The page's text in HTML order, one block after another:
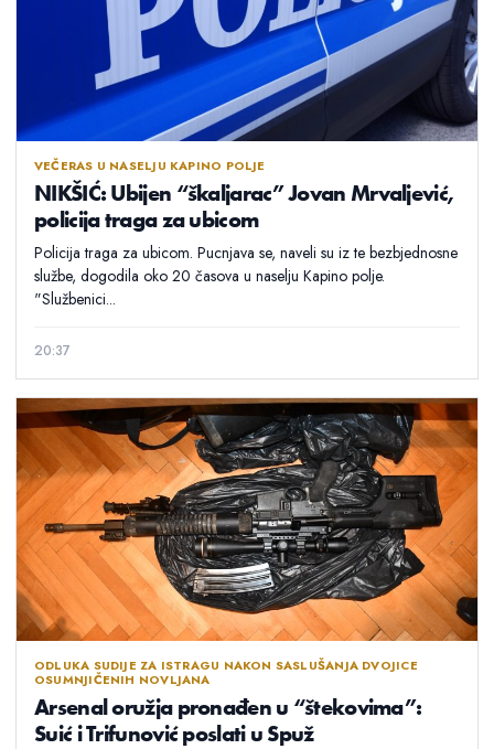
VEČERAS U NASELJU KAPINO POLJE
NIKŠIĆ: Ubijen “škaljarac” Jovan Mrvaljević,
policija traga za ubicom
Policija traga za ubicom. Pucnjava se, naveli su iz te bezbjednosne
službe, dogodila oko 20 časova u naselju Kapino polje.
"Službenici...
20:37
ODLUKA SUDIJE ZA ISTRAGU NAKON SASLUŠANJA DVOJICE
OSUMNJIČENIH NOVLJANA
Arsenal oružja pronađen u “štekovima”:
Suić i Trifunović poslati u Spuž